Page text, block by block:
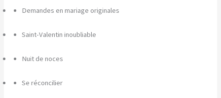
Demandes en mariage originales
Saint-Valentin inoubliable
Nuit de noces
Se réconcilier